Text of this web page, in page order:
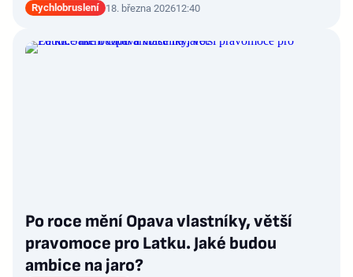
Rychlobruslení 18. března 202612:40
Po roce mění Opava vlastníky, větší
pravomoce pro Latku. Jaké budou
ambice na jaro?